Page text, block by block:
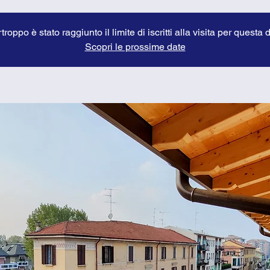
è stato raggiunto il limite di iscritti alla visita per questa
Scopri le prossime date